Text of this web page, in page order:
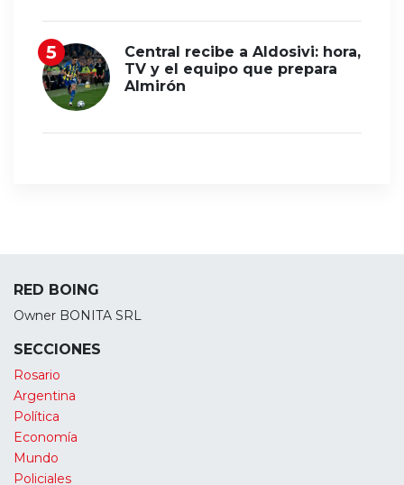
Central recibe a Aldosivi: hora,
TV y el equipo que prepara
Almirón
RED BOING
Owner BONITA SRL
SECCIONES
Rosario
Argentina
Política
Economía
Mundo
Policiales